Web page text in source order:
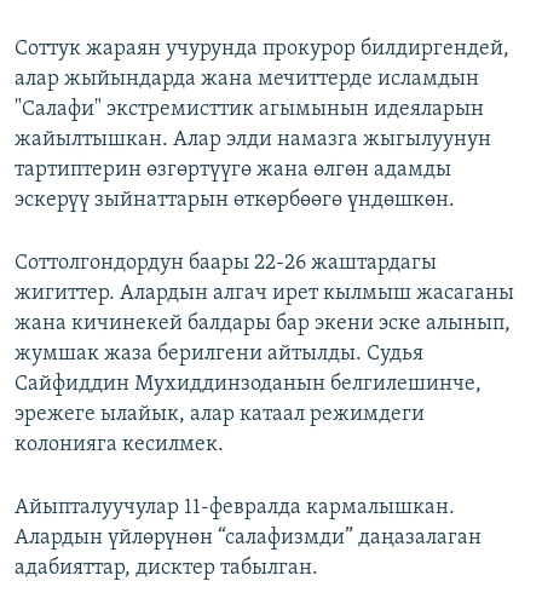
Соттук жараян учурунда прокурор билдиргендей,
алар жыйындарда жана мечиттерде исламдын
"Салафи" экстремисттик агымынын идеяларын
жайылтышкан. Алар элди намазга жыгылуунун
тартиптерин өзгөртүүгө жана өлгөн адамды
эскерүү зыйнаттарын өткөрбөөгө үндөшкөн.
Соттолгондордун баары 22-26 жаштардагы
жигиттер. Алардын алгач ирет кылмыш жасаганы
жана кичинекей балдары бар экени эске алынып,
жумшак жаза берилгени айтылды. Судья
Сайфиддин Мухиддинзоданын белгилешинче,
эрежеге ылайык, алар катаал режимдеги
колонияга кесилмек.
Айыпталуучулар 11-февралда кармалышкан.
Алардын үйлөрүнөн “салафизмди” даңазалаган
адабияттар, дисктер табылган.